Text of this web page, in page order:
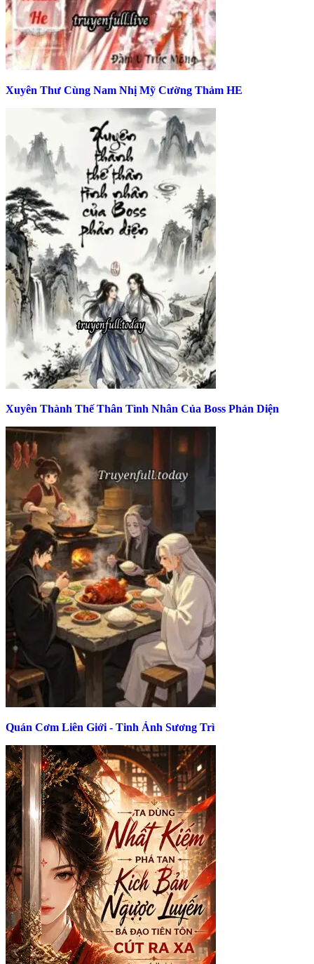
Xuyên Thư Cùng Nam Nhị Mỹ Cường Thảm HE
Xuyên Thành Thế Thân Tình Nhân Của Boss Phản Diện
Quán Cơm Liên Giới - Tinh Ảnh Sương Trì